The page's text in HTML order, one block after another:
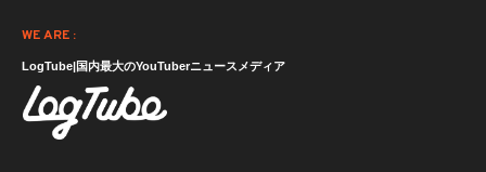
WE ARE :
LogTube|国内最大のYouTuberニュースメディア